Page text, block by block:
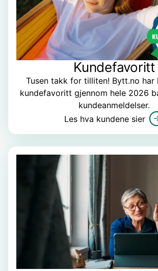
Kundefavoritt
Tusen takk for tilliten! Bytt.no har
kundefavoritt gjennom hele 2026
kundeanmeldelser.
Les hva kundene sier